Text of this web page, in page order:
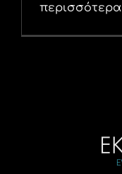
περισσότερα